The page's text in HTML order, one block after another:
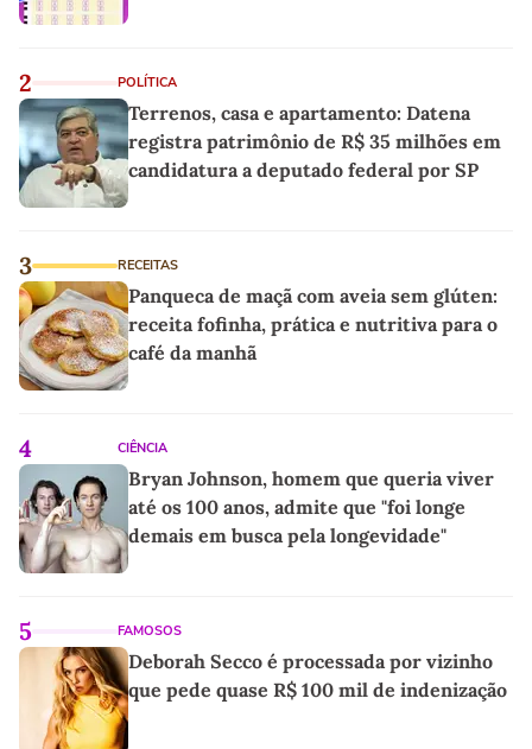
2 POLÍTICA
Terrenos, casa e apartamento: Datena
registra patrimônio de R$ 35 milhões em
candidatura a deputado federal por SP
3 RECEITAS
Panqueca de maçã com aveia sem glúten:
receita fofinha, prática e nutritiva para o
café da manhã
4 CIÊNCIA
Bryan Johnson, homem que queria viver
até os 100 anos, admite que "foi longe
demais em busca pela longevidade"
5 FAMOSOS
Deborah Secco é processada por vizinho
que pede quase R$ 100 mil de indenização